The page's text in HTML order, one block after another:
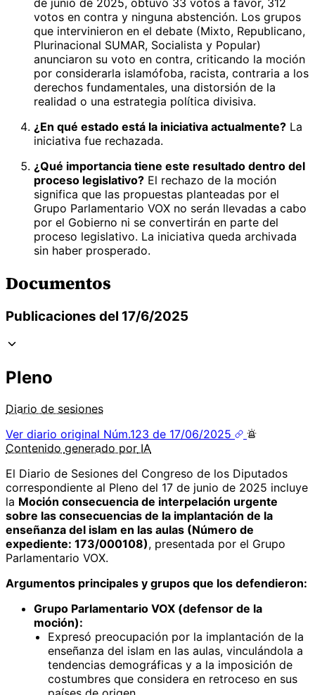
votos en contra y ninguna abstención. Los grupos
que intervinieron en el debate (Mixto, Republicano,
Plurinacional SUMAR, Socialista y Popular)
anunciaron su voto en contra, criticando la moción
por considerarla islamófoba, racista, contraria a los
derechos fundamentales, una distorsión de la
realidad o una estrategia política divisiva.
¿En qué estado está la iniciativa actualmente? La
iniciativa fue rechazada.
¿Qué importancia tiene este resultado dentro del
proceso legislativo? El rechazo de la moción
significa que las propuestas planteadas por el
Grupo Parlamentario VOX no serán llevadas a cabo
por el Gobierno ni se convertirán en parte del
proceso legislativo. La iniciativa queda archivada
sin haber prosperado.
Documentos
Publicaciones del 17/6/2025
Pleno
Diario de sesiones
Ver diario original Núm.123 de 17/06/2025
Contenido generado por IA
El Diario de Sesiones del Congreso de los Diputados
correspondiente al Pleno del 17 de junio de 2025 incluye
la Moción consecuencia de interpelación urgente
sobre las consecuencias de la implantación de la
enseñanza del islam en las aulas (Número de
expediente: 173/000108), presentada por el Grupo
Parlamentario VOX.
Argumentos principales y grupos que los defendieron:
Grupo Parlamentario VOX (defensor de la
moción):
Expresó preocupación por la implantación de la
enseñanza del islam en las aulas, vinculándola a
tendencias demográficas y a la imposición de
costumbres que considera en retroceso en sus